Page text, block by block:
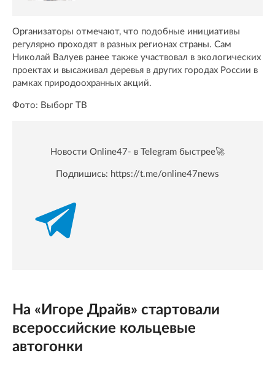
Организаторы отмечают, что подобные инициативы
регулярно проходят в разных регионах страны. Сам
Николай Валуев ранее также участвовал в экологических
проектах и высаживал деревья в других городах России в
рамках природоохранных акций.
Фото: Выборг ТВ
Новости Online47- в Telegram быстрее🚀
Подпишись: https://t.me/online47news
На «Игоре Драйв» стартовали
всероссийские кольцевые
автогонки